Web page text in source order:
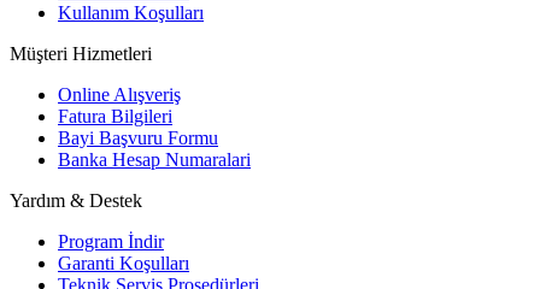
Kullanım Koşulları
Müşteri Hizmetleri
Online Alışveriş
Fatura Bilgileri
Bayi Başvuru Formu
Banka Hesap Numaralari
Yardım & Destek
Program İndir
Garanti Koşulları
Teknik Servis Prosedürleri